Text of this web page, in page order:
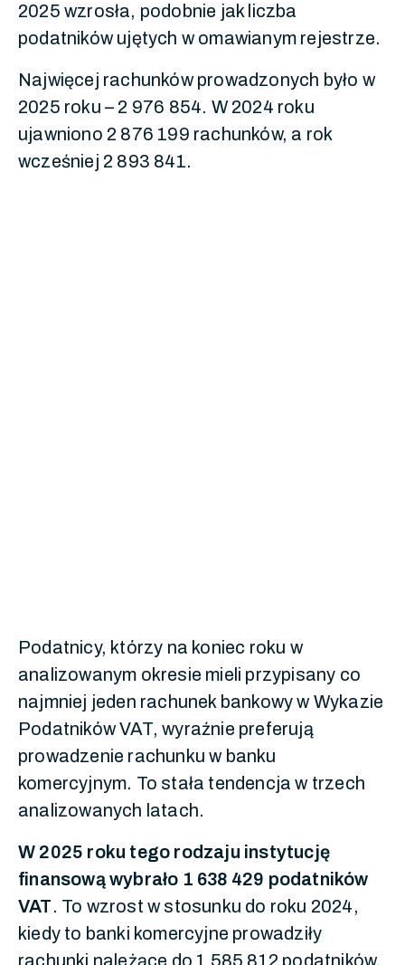
2025 wzrosła, podobnie jak liczba
podatników ujętych w omawianym rejestrze.
Najwięcej rachunków prowadzonych było w
2025 roku – 2 976 854. W 2024 roku
ujawniono 2 876 199 rachunków, a rok
wcześniej 2 893 841.
Podatnicy, którzy na koniec roku w
analizowanym okresie mieli przypisany co
najmniej jeden rachunek bankowy w Wykazie
Podatników VAT, wyraźnie preferują
prowadzenie rachunku w banku
komercyjnym. To stała tendencja w trzech
analizowanych latach.
W 2025 roku tego rodzaju instytucję
finansową wybrało 1 638 429 podatników
VAT. To wzrost w stosunku do roku 2024,
kiedy to banki komercyjne prowadziły
rachunki należące do 1 585 812 podatników.